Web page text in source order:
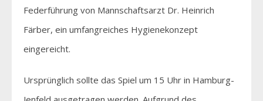
Federführung von Mannschaftsarzt Dr. Heinrich
Färber, ein umfangreiches Hygienekonzept
eingereicht.
Ursprünglich sollte das Spiel um 15 Uhr in Hamburg-